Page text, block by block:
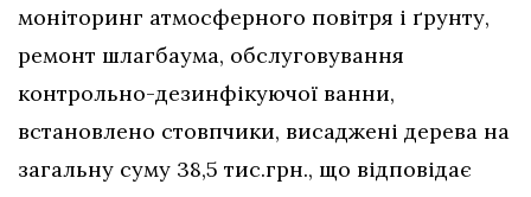
моніторинг атмосферного повітря і ґрунту,
ремонт шлагбаума, обслуговування
контрольно-дезинфікуючої ванни,
встановлено стовпчики, висаджені дерева на
загальну суму 38,5 тис.грн., що відповідає